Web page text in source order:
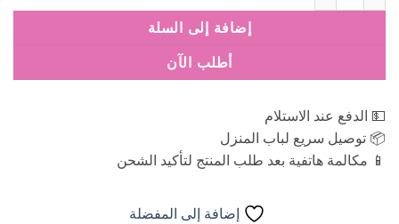
إضافة إلى السلة
أطلب الآن
💵 الدفع عند الاستلام
📦 توصيل سريع لباب المنزل
📱 مكالمة هاتفية بعد طلب المنتج لتأكيد الشحن
إضافة إلى المفضلة